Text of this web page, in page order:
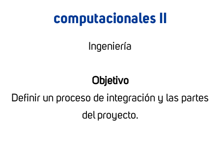
computacionales II
Ingeniería
Objetivo
Definir un proceso de integración y las partes
del proyecto.